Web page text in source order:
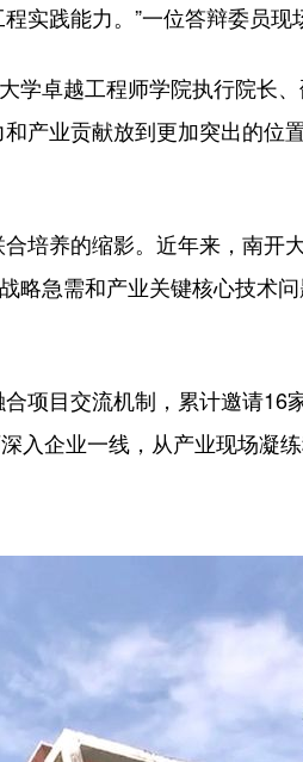
实践能力。”一位答辩委员现
卓越工程师学院执行院长
产业贡献放到更加突出的位
养的缩影。近年来，南开
略急需和产业关键核心技术
目交流机制，累计邀请16
入企业一线，从产业现场凝